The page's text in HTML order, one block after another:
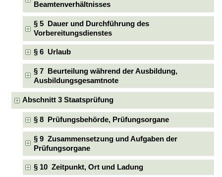
Beamtenverhältnisses
§ 5 Dauer und Durchführung des
Vorbereitungsdienstes
§ 6 Urlaub
§ 7 Beurteilung während der Ausbildung,
Ausbildungsgesamtnote
Abschnitt 3 Staatsprüfung
§ 8 Prüfungsbehörde, Prüfungsorgane
§ 9 Zusammensetzung und Aufgaben der
Prüfungsorgane
§ 10 Zeitpunkt, Ort und Ladung